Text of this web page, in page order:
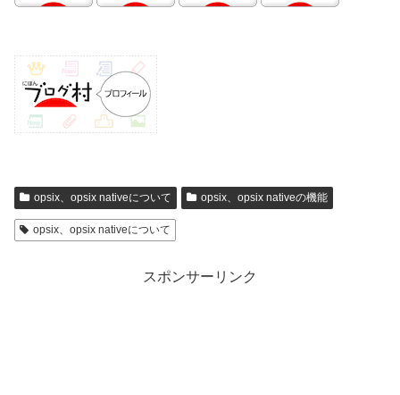
opsix、opsix nativeについて opsix、opsix nativeの機能
opsix、opsix nativeについて
スポンサーリンク